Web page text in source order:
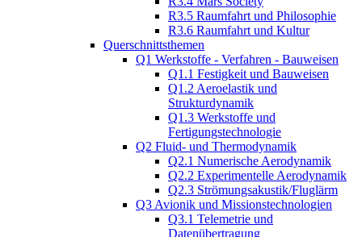
R3.5 Raumfahrt und Philosophie
R3.6 Raumfahrt und Kultur
Querschnittsthemen
Q1 Werkstoffe - Verfahren - Bauweisen
Q1.1 Festigkeit und Bauweisen
Q1.2 Aeroelastik und
Strukturdynamik
Q1.3 Werkstoffe und
Fertigungstechnologie
Q2 Fluid- und Thermodynamik
Q2.1 Numerische Aerodynamik
Q2.2 Experimentelle Aerodynamik
Q2.3 Strömungsakustik/Fluglärm
Q3 Avionik und Missionstechnologien
Q3.1 Telemetrie und
Datenübertragung